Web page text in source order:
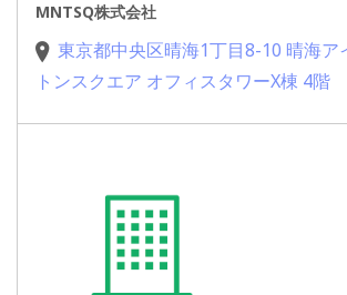
MNTSQ株式会社
東京都中央区晴海1丁目8-10 晴海ア
トンスクエア オフィスタワーX棟 4階